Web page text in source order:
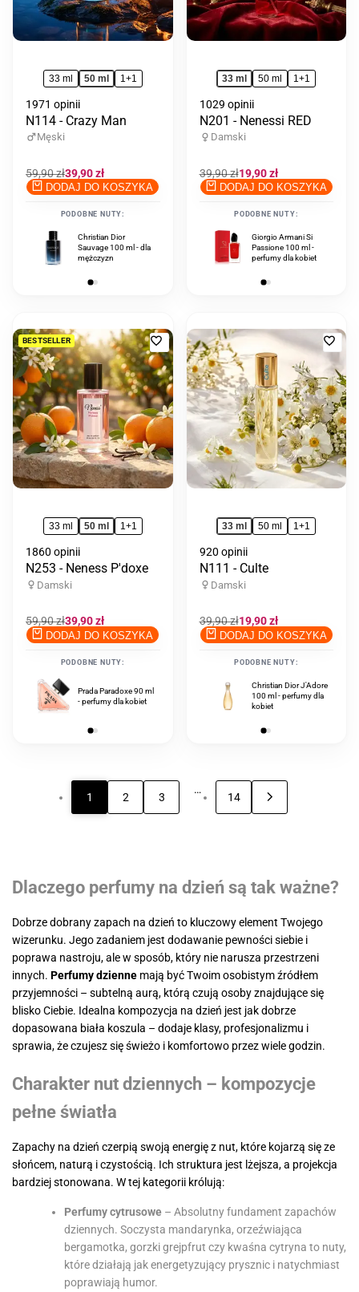
33 ml 50 ml 1+1
1971 opinii
N114 - Crazy Man
Męski
Cena
regularna
59,90 złCena
promocyjna
39,90 zł
DODAJ DO KOSZYKA
PODOBNE NUTY:
Christian Dior
Sauvage 100 ml - dla
mężczyzn
Tom Ford Noir
Extreme 100 ml - dla
mężczyzn
33 ml 50 ml 1+1
1029 opinii
N201 - Nenessi RED
Damski
Cena
regularna
39,90 złCena
promocyjna
19,90 zł
DODAJ DO KOSZYKA
PODOBNE NUTY:
Giorgio Armani Si
Passione 100 ml -
perfumy dla kobiet
BESTSELLER
Dodaj
do
ulubionych
33 ml 50 ml 1+1
1860 opinii
N253 - Neness P'doxe
Damski
Cena
regularna
59,90 złCena
promocyjna
39,90 zł
DODAJ DO KOSZYKA
PODOBNE NUTY:
Prada Paradoxe 90 ml
- perfumy dla kobiet
Erba Pura Sospiro
Perfumes 100 ml
unisex - perfumy
33 ml 50 ml 1+1
920 opinii
N111 - Culte
Damski
Cena
regularna
39,90 złCena
promocyjna
19,90 zł
DODAJ DO KOSZYKA
PODOBNE NUTY:
Christian Dior J'Adore
100 ml - perfumy dla
kobiet
1 2 3
…
14
Dlaczego perfumy na dzień są tak ważne?
Dobrze dobrany zapach na dzień to kluczowy element Twojego
wizerunku. Jego zadaniem jest dodawanie pewności siebie i
poprawa nastroju, ale w sposób, który nie narusza przestrzeni
innych. Perfumy dzienne mają być Twoim osobistym źródłem
przyjemności – subtelną aurą, którą czują osoby znajdujące się
blisko Ciebie. Idealna kompozycja na dzień jest jak dobrze
dopasowana biała koszula – dodaje klasy, profesjonalizmu i
sprawia, że czujesz się świeżo i komfortowo przez wiele godzin.
Charakter nut dziennych – kompozycje
pełne światła
Zapachy na dzień czerpią swoją energię z nut, które kojarzą się ze
słońcem, naturą i czystością. Ich struktura jest lżejsza, a projekcja
bardziej stonowana. W tej kategorii królują:
Perfumy cytrusowe – Absolutny fundament zapachów
dziennych. Soczysta mandarynka, orzeźwiająca
bergamotka, gorzki grejpfrut czy kwaśna cytryna to nuty,
które działają jak energetyzujący prysznic i natychmiast
poprawiają humor.